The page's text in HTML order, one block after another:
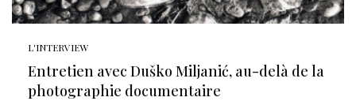
L'INTERVIEW
Entretien avec Duško Miljanić, au-delà de la
photographie documentaire